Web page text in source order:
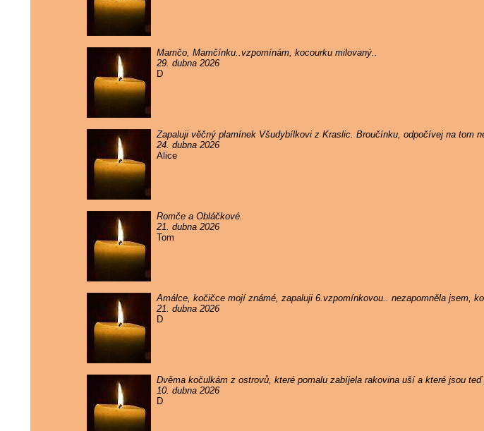
Mamčo, Mamčínku..vzpomínám, kocourku milovaný..
29. dubna 2026
D
Zapaluji věčný plamínek Všudybílkovi z Kraslic. Broučínku, odpočívej na tom
24. dubna 2026
Alice
Romče a Obláčkové.
21. dubna 2026
Tom
Amálce, kočičce mojí známé, zapaluji 6.vzpomínkovou.. nezapomněla jsem,
21. dubna 2026
D
Dvěma kočulkám z ostrovů, které pomalu zabíjela rakovina uší a které jsou
10. dubna 2026
D